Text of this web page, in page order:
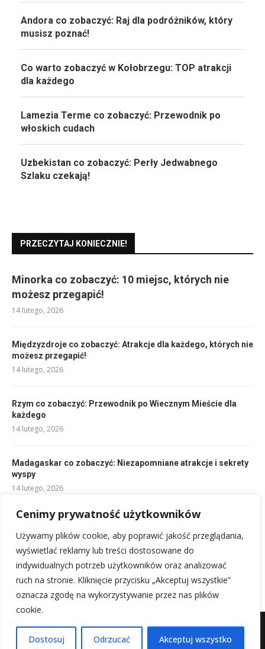
Cenimy prywatność użytkowników
Używamy plików cookie, aby poprawić jakość przeglądania,
wyświetlać reklamy lub treści dostosowane do
indywidualnych potrzeb użytkowników oraz analizować
ruch na stronie. Kliknięcie przycisku „Akceptuj wszystkie”
oznacza zgodę na wykorzystywanie przez nas plików
cookie.
Dostosuj Odrzucać Akceptuj wszystko
Andora co zobaczyć: Raj dla podróżników, który
musisz poznać!
Co warto zobaczyć w Kołobrzegu: TOP atrakcji
dla każdego
Lamezia Terme co zobaczyć: Przewodnik po
włoskich cudach
Uzbekistan co zobaczyć: Perły Jedwabnego
Szlaku czekają!
PRZECZYTAJ KONIECZNIE!
Minorka co zobaczyć: 10 miejsc, których nie
możesz przegapić!
14 lutego, 2026
Międzyzdroje co zobaczyć: Atrakcje dla każdego, których nie
możesz przegapić!
14 lutego, 2026
Rzym co zobaczyć: Przewodnik po Wiecznym Mieście dla
każdego
14 lutego, 2026
Madagaskar co zobaczyć: Niezapomniane atrakcje i sekrety
wyspy
14 lutego, 2026
Sen o szefie na pokładzie? Co to
oznacza dla żeglarza?
19 maja, 2026
Mapa witryny Kontakt z nami